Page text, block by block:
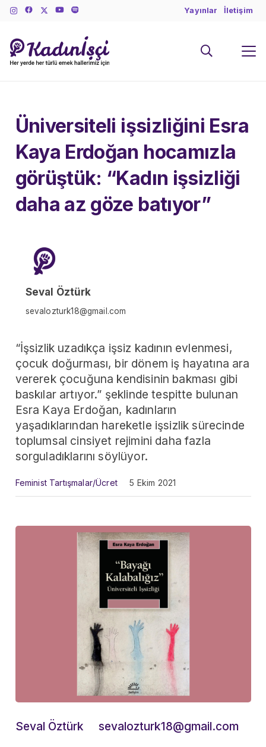
Yayınlar İletişim
Üniversiteli işsizliğini Esra
Kaya Erdoğan hocamızla
görüştük: “Kadın işsizliği
daha az göze batıyor”
Seval Öztürk
sevalozturk18@gmail.com
“İşsizlik uzadıkça işsiz kadının evlenmesi,
çocuk doğurması, bir dönem iş hayatına ara
vererek çocuğuna kendisinin bakması gibi
baskılar artıyor.” şeklinde tespitte bulunan
Esra Kaya Erdoğan, kadınların
yaşadıklarından hareketle işsizlik sürecinde
toplumsal cinsiyet rejimini daha fazla
sorguladıklarını söylüyor.
Feminist Tartışmalar/Ücret 5 Ekim 2021
Seval Öztürk sevalozturk18@gmail.com